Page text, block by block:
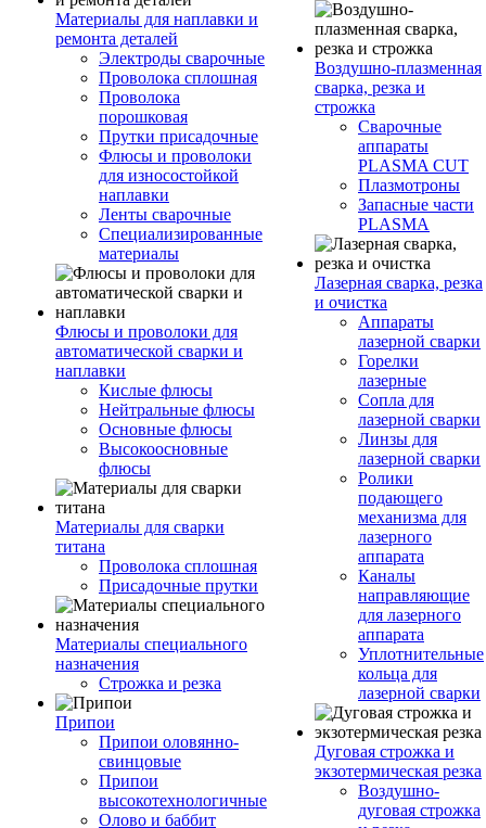
Материалы для наплавки и
ремонта деталей
Электроды сварочные
Проволока сплошная
Проволока
порошковая
Прутки присадочные
Флюсы и проволоки
для износостойкой
наплавки
Ленты сварочные
Специализированные
материалы
Флюсы и проволоки для
автоматической сварки и
наплавки
Кислые флюсы
Нейтральные флюсы
Основные флюсы
Высокоосновные
флюсы
Материалы для сварки
титана
Проволока сплошная
Присадочные прутки
Материалы специального
назначения
Строжка и резка
Припои
Припои оловянно-
свинцовые
Припои
высокотехнологичные
Олово и баббит
Воздушно-плазменная
сварка, резка и
строжка
Сварочные
аппараты
PLASMA CUT
Плазмотроны
Запасные части
PLASMA
Лазерная сварка, резка
и очистка
Аппараты
лазерной сварки
Горелки
лазерные
Сопла для
лазерной сварки
Линзы для
лазерной сварки
Ролики
подающего
механизма для
лазерного
аппарата
Каналы
направляющие
для лазерного
аппарата
Уплотнительные
кольца для
лазерной сварки
Дуговая строжка и
экзотермическая резка
Воздушно-
дуговая строжка